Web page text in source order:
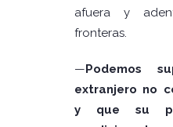
afuera y
fronteras.
—Podemos
extranjero no
y que su